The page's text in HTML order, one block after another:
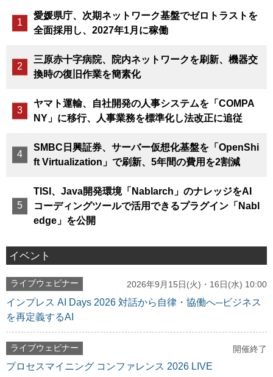
愛媛県庁、次期ネットワーク基盤でゼロトラストを
全面採用し、2027年1月に稼働
三原赤十字病院、院内ネットワークを刷新、機器交
換時の復旧作業を簡素化
ヤマト運輸、自社開発の人事システムを「COMPA
NY」に移行、人事業務を標準化し法改正に追従
SMBC日興証券、サーバー仮想化基盤を「OpenShi
ft Virtualization」で刷新、5年間の費用を2割減
TISI、Java開発環境「Nablarch」のナレッジをAI
コーディングツールで活用できるプラグイン「Nabl
edge」を公開
イベント
ライブウェビナー 2026年9月15日(火)・16日(水) 10:00
インプレス AI Days 2026 対話から自律・協働へ─ビジネス
を再定義するAI
ライブウェビナー 開催終了
プロセスマイニング コンファレンス 2026 LIVE